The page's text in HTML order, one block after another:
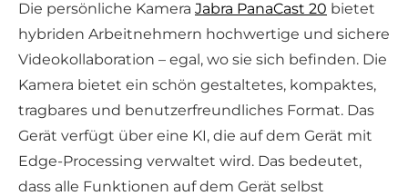
Die persönliche Kamera Jabra PanaCast 20 bietet
hybriden Arbeitnehmern hochwertige und sichere
Videokollaboration – egal, wo sie sich befinden. Die
Kamera bietet ein schön gestaltetes, kompaktes,
tragbares und benutzerfreundliches Format. Das
Gerät verfügt über eine KI, die auf dem Gerät mit
Edge-Processing verwaltet wird. Das bedeutet,
dass alle Funktionen auf dem Gerät selbst